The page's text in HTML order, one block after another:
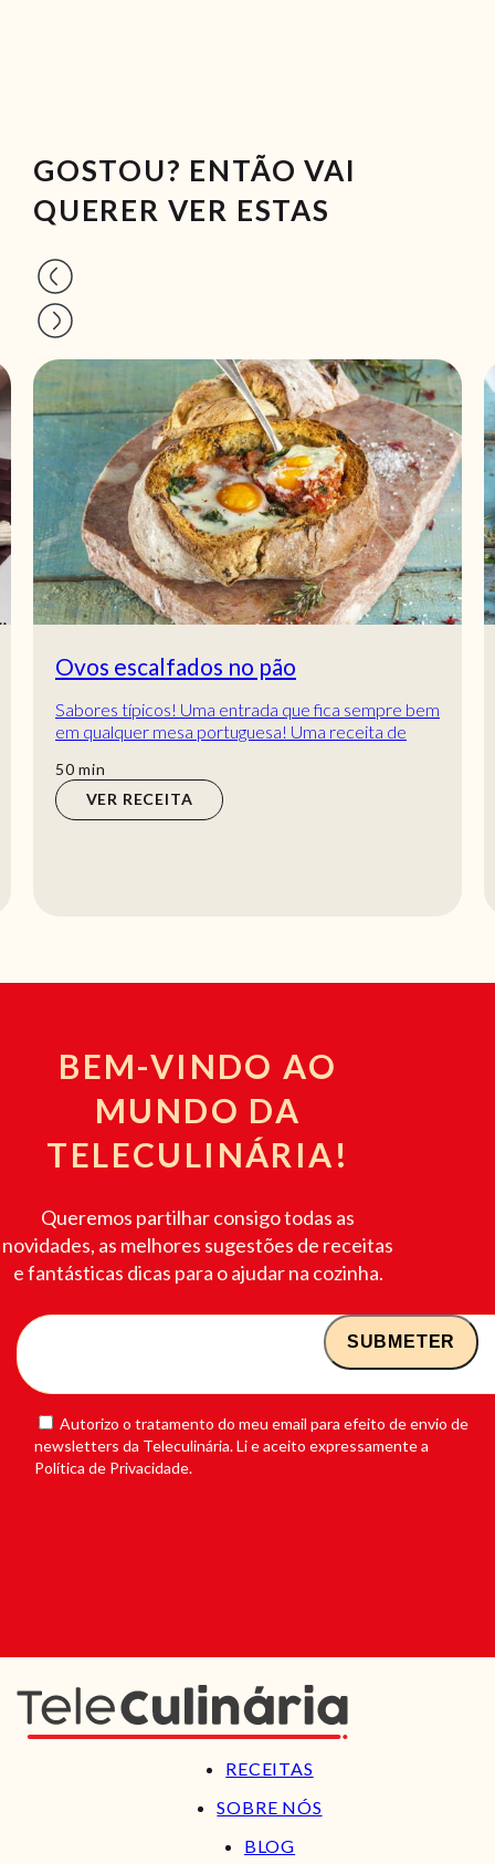
GOSTOU? ENTÃO VAI
QUERER VER ESTAS
Ovos escalfados no pão
Sabores típicos! Uma entrada que fica sempre bem
em qualquer mesa portuguesa! Uma receita de
50min
min
VER RECEITA
BEM-VINDO AO
MUNDO DA
TELECULINÁRIA!
Queremos partilhar consigo todas as
novidades, as melhores sugestões de receitas
e fantásticas dicas para o ajudar na cozinha.
Autorizo o tratamento do meu email para efeito de envio de
newsletters da Teleculinária. Li e aceito expressamente a
Política de Privacidade.
RECEITAS
SOBRE NÓS
BLOG